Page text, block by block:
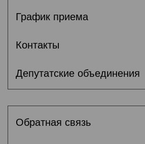
График приема
Контакты
Депутатские объединения
Обратная связь